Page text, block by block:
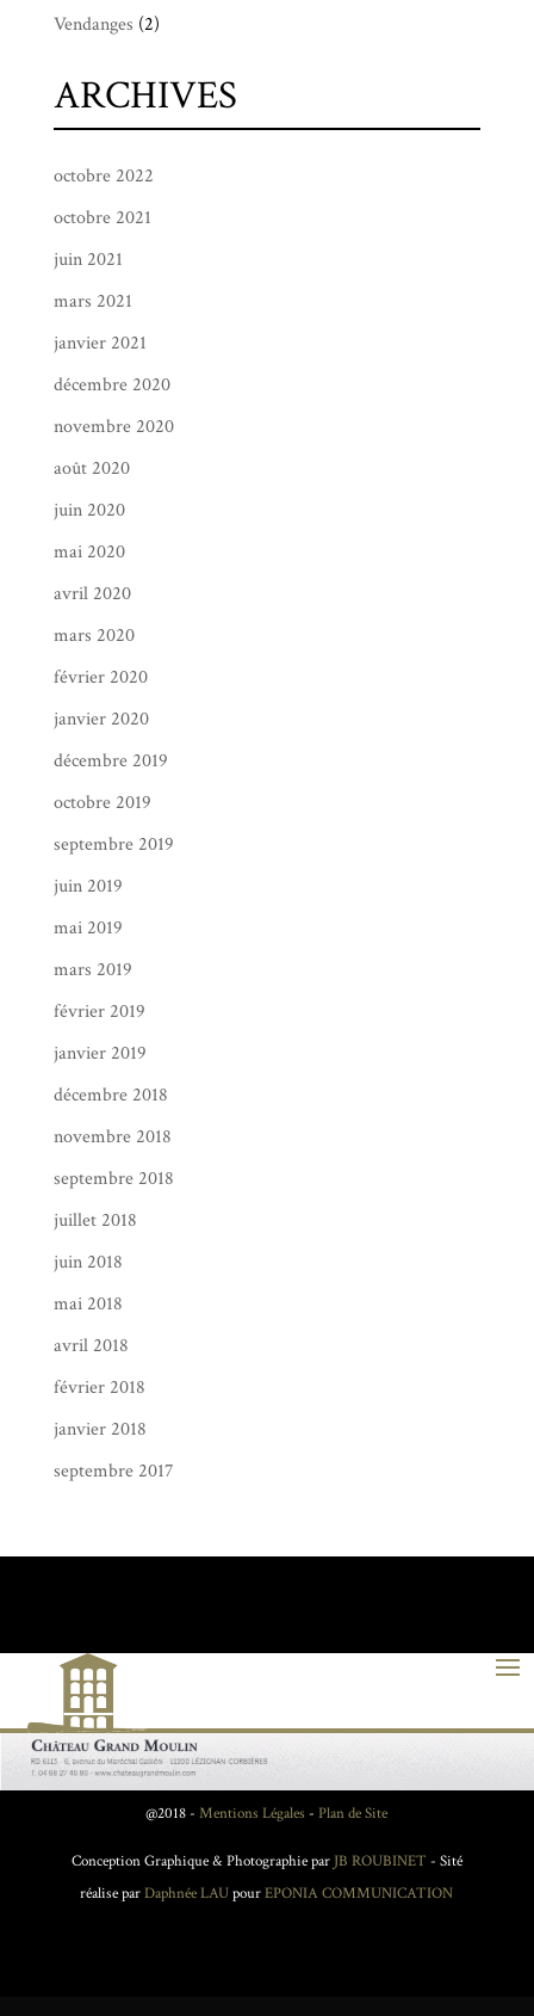
Vendanges (2)
ARCHIVES
octobre 2022
octobre 2021
juin 2021
mars 2021
janvier 2021
décembre 2020
novembre 2020
août 2020
juin 2020
mai 2020
avril 2020
mars 2020
février 2020
janvier 2020
décembre 2019
octobre 2019
septembre 2019
juin 2019
mai 2019
mars 2019
février 2019
janvier 2019
décembre 2018
novembre 2018
septembre 2018
juillet 2018
juin 2018
mai 2018
avril 2018
février 2018
janvier 2018
septembre 2017
@2018 - Mentions Légales - Plan de Site
Conception Graphique & Photographie par JB ROUBINET - Sité
réalise parDaphnée LAUpourEPONIA COMMUNICATION